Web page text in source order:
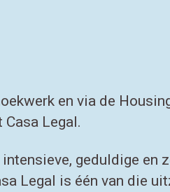
en via de
Legal.
geduldige en
Legal is één van die